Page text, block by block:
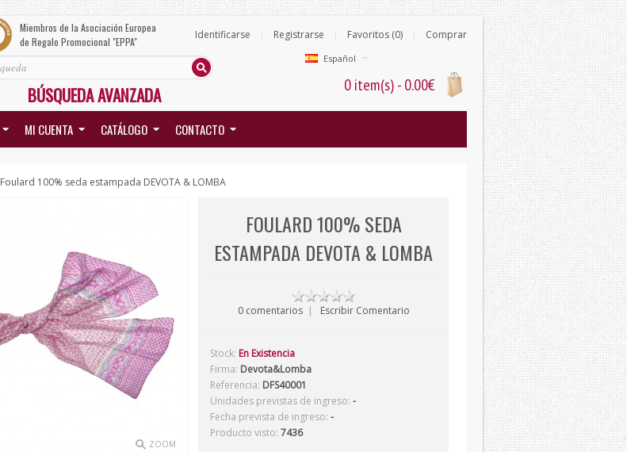
Español
Identificarse Registrarse Favoritos (0) Comprar
0 item(s) - 0.00€
Miembros de la Asociación Europea
de Regalo Promocional "EPPA"
BÚSQUEDA AVANZADA
MI CUENTA CATÁLOGO CONTACTO
Foulard 100% seda estampada DEVOTA & LOMBA
ZOOM
FOULARD 100% SEDA
ESTAMPADA DEVOTA & LOMBA
0 comentarios| Escribir Comentario
Stock: En Existencia
Firma: Devota&Lomba
Referencia: DFS40001
Unidades previstas de ingreso: -
Fecha prevista de ingreso: -
Producto visto: 7436